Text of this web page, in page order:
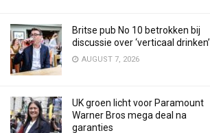
Britse pub No 10 betrokken bij
discussie over ‘verticaal drinken’
AUGUST 7, 2026
UK groen licht voor Paramount
Warner Bros mega deal na
garanties